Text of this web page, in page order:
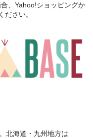
、Yahoo!ショッピングか
ださい。
北海道・九州地方は